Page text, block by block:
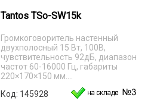
Tantos TSo-SW15k
Громкоговоритель настенный
двухполосный 15 Вт, 100В,
чувствительность 92дБ, диапазон
частот 60-16000 Гц, габариты
220×170×150 мм....
Код: 145928